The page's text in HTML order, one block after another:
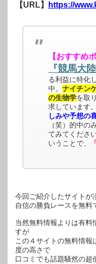
【URL】
https://
【おすすめ
『競馬大陸
る利益に特化
中。 ナイチン
の生物学を取
求しています
しみや予想の
（笑）的中の
てみてくださ
いうことで、
今回ご紹介したサイトが
自信の勝負レースを無料
当然無料情報よりは有料
すが
この４サイトの無料情
度の高さで
口コミでも話題騒然の超